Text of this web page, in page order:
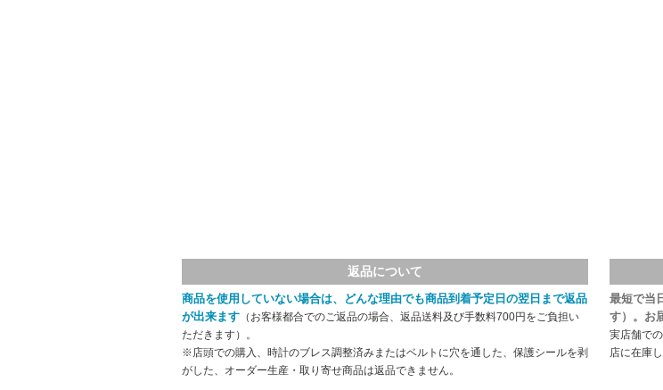
返品について
商品を使用していない場合は、どんな理由でも商品到着予定日の翌日まで返品
が出来ます （お客様都合でのご返品の場合、返品送料及び手数料700円をご負担い
ただきます）。
※店頭での購入、時計のブレス調整済みまたはベルトに穴を通した、保護シールを剥
がした、オーダー生産・取り寄せ商品は返品できません。
最短で当
す）。お
実店舗で
店に在庫